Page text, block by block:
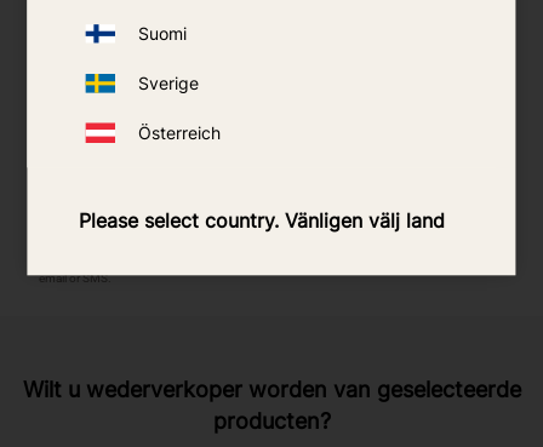
Suomi
Sverige
Österreich
Please select country. Vänligen välj land
Wilt u wederverkoper worden van geselecteerde
producten?